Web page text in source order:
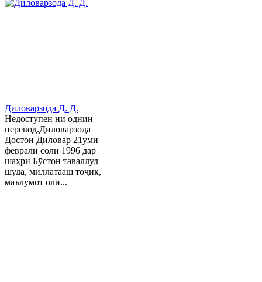
Диловарзода Д. Д.
Недоступен ни однин
перевод.Диловарзода
Достон Диловар 21уми
феврали соли 1996 дар
шаҳри Бӯстон таваллуд
шуда, миллатааш тоҷик,
маълумот олӣ...